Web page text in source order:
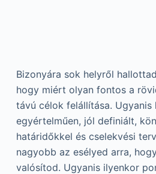
Bizonyára sok helyről
hogy miért olyan fontos a
távú célok felállítása. Ugyanis
egyértelműen, jól definiált,
határidőkkel és cselekvési
nagyobb az esélyed arra,
valósítod. Ugyanis ilyenkor